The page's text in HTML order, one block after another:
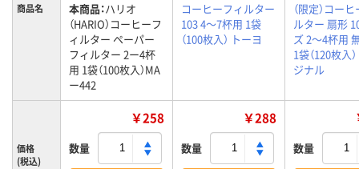
商品名 本商品：ハリオ
（HARIO）コーヒーフ
ィルター ペーパー
フィルター 2ー4杯
用 1袋（100枚入）MA
ー442
コーヒーフィルター
103 4～7杯用 1袋
（100枚入） トーヨ
（限定）コー
ルター 扇形
ズ 2～4杯用
1袋（120枚入
ジナル
価格
(税込)
￥258
数量
￥288
数量 数量